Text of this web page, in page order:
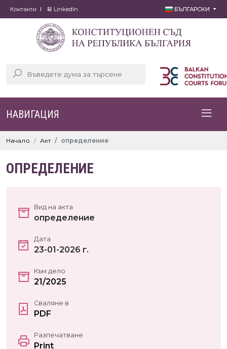
Контакти LinkedIn БЪЛГАРСКИ
НАВИГАЦИЯ
Начало Акт определение
ОПРЕДЕЛЕНИЕ
Вид на акта
определение
Дата
23-01-2026 г.
Към дело
21/2025
Сваляне в
PDF
Разпечатване
Print